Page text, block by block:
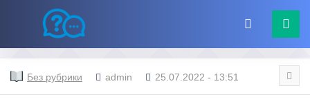
Без рубрики admin 25.07.2022 - 13:51